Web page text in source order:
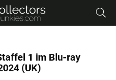
1 im Blu-ray
(UK)